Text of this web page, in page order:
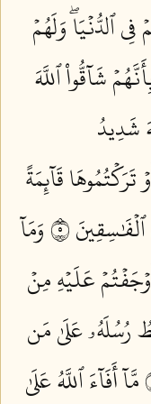
ٱلدُّنۡيَاۖ وَلَهُمۡ
شَآقُّواْ ٱللَّهَ
شَدِيدُ
قَآئِمَةً
٥
وَمَآ
عَلَيۡهِ مِنۡ
رُسُلَهُۥ عَلَىٰ مَن
مَّآ أَفَآءَ ٱللَّهُ عَلَىٰ